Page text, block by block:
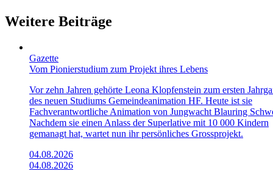
Weitere Beiträge
Gazette
Vom Pionierstudium zum Projekt ihres Lebens
Vor zehn Jahren gehörte Leona Klopfenstein zum ersten
des neuen Studiums Gemeindeanimation HF. Heute ist sie
Fachverantwortliche Animation von Jungwacht Blauring
Nachdem sie einen Anlass der Superlative mit 10 000 Kindern
gemanagt hat, wartet nun ihr persönliches Grossprojekt.
04.08.2026
04.08.2026